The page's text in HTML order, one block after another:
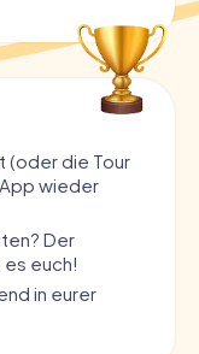
(oder die Tour
wieder
Der
euch!
in eurer